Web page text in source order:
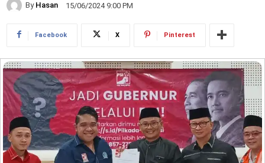
By Hasan 15/06/2024 9:00 PM
Facebook X Pinterest